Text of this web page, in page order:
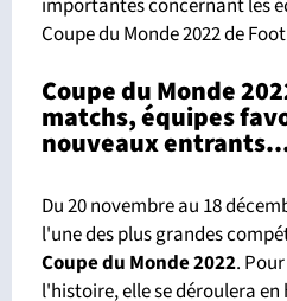
Coupe du Monde 2022 de
Coupe du Monde
matchs, équipes
nouveaux
Du 20 novembre au 18
l'une des plus grandes
Coupe du Monde2022.
l'histoire, elle se déroulera